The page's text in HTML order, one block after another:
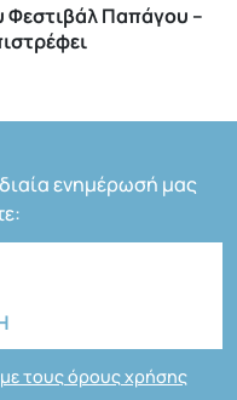
Φεστιβάλ Παπάγου –
ενημέρωσή μας
τους όρους χρήσης